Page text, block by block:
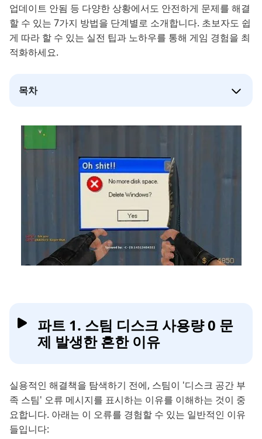
업데이트 안됨 등 다양한 상황에서도 안전하게 문제를 해결
할 수 있는 7가지 방법을 단계별로 소개합니다. 초보자도 쉽
게 따라 할 수 있는 실전 팁과 노하우를 통해 게임 경험을 최
적화하세요.
목차
파트 1. 스팀 디스크 사용량 0 문
제 발생한 흔한 이유
실용적인 해결책을 탐색하기 전에, 스팀이 '디스크 공간 부
족 스팀' 오류 메시지를 표시하는 이유를 이해하는 것이 중
요합니다. 아래는 이 오류를 경험할 수 있는 일반적인 이유
들입니다: